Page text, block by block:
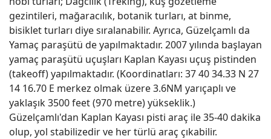
gezintileri, mağaracılık, botanik turları, at binme,
bisiklet turları diye sıralanabilir. Ayrıca, Güzelçamlı da
Yamaç paraşütü de yapılmaktadır. 2007 yılında başlayan
yamaç paraşütü uçuşları Kaplan Kayası uçuş pistinden
(takeoff) yapılmaktadır. (Koordinatları: 37 40 34.33 N 27
14 16.70 E merkez olmak üzere 3.6NM yarıçaplı ve
yaklaşık 3500 feet (970 metre) yükseklik.)
Güzelçamlı'dan Kaplan Kayası pisti araç ile 35-40 dakika
olup, yol stabilizedir ve her türlü araç çıkabilir.